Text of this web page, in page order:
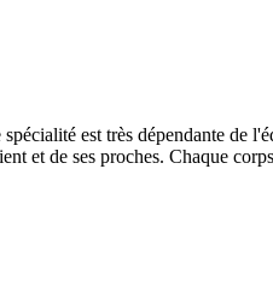
est très dépendante de
et de ses proches. Chaque